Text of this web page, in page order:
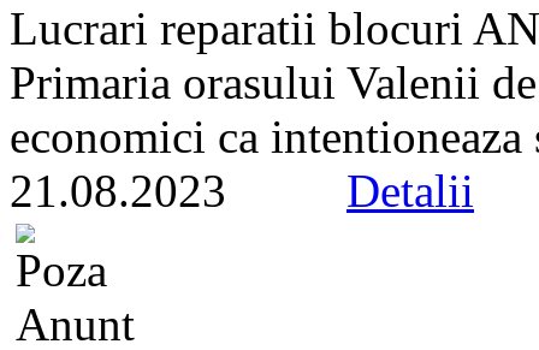
Lucrari reparatii blocuri
Primaria orasului Valenii
economici ca
21.08.2023 Detalii